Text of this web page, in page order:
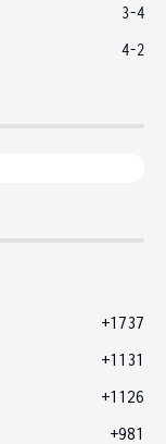
3-4
4-2
+1737
+1131
+1126
+981